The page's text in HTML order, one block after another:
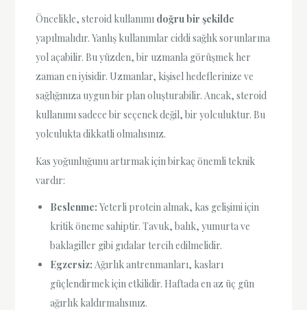
Öncelikle, steroid kullanımı doğru bir şekilde
yapılmalıdır. Yanlış kullanımlar ciddi sağlık sorunlarına
yol açabilir. Bu yüzden, bir uzmanla görüşmek her
zaman en iyisidir. Uzmanlar, kişisel hedeflerinize ve
sağlığınıza uygun bir plan oluşturabilir. Ancak, steroid
kullanımı sadece bir seçenek değil, bir yolculuktur. Bu
yolculukta dikkatli olmalısınız.
Kas yoğunluğunu artırmak için birkaç önemli teknik
vardır:
Beslenme: Yeterli protein almak, kas gelişimi için
kritik öneme sahiptir. Tavuk, balık, yumurta ve
baklagiller gibi gıdalar tercih edilmelidir.
Egzersiz: Ağırlık antrenmanları, kasları
güçlendirmek için etkilidir. Haftada en az üç gün
ağırlık kaldırmalısınız.